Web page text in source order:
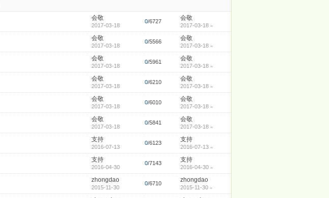
会敬
2017-03-18
0/6727 会敬
2017-03-18 »
会敬
2017-03-18
0/5566 会敬
2017-03-18 »
会敬
2017-03-18
0/5961 会敬
2017-03-18 »
会敬
2017-03-18
0/6210 会敬
2017-03-18 »
会敬
2017-03-18
0/6010 会敬
2017-03-18 »
会敬
2017-03-18
0/5841 会敬
2017-03-18 »
支持
2016-07-13
0/6123 支持
2016-07-13 »
支持
2016-04-30
0/7143 支持
2016-04-30 »
zhongdao
2015-11-30
0/6710 zhongdao
2015-11-30 »